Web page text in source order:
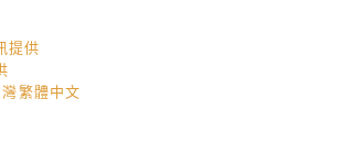
提供
繁體中文